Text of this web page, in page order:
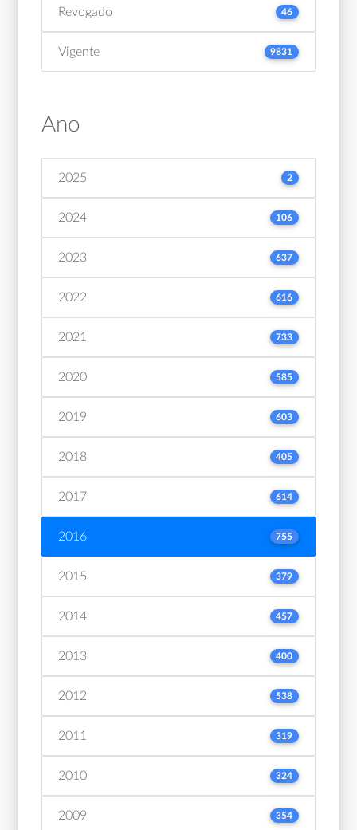
Revogado 46
Vigente 9831
Ano
2025 2
2024 106
2023 637
2022 616
2021 733
2020 585
2019 603
2018 405
2017 614
2016 755
2015 379
2014 457
2013 400
2012 538
2011 319
2010 324
2009 354